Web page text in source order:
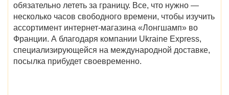
обязательно лететь за границу. Все, что нужно —
несколько часов свободного времени, чтобы изучить
ассортимент интернет-магазина «Лонгшамп» во
Франции. А благодаря компании Ukraine Express,
специализирующейся на международной доставке,
посылка прибудет своевременно.